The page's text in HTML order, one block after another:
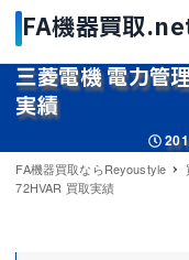
三菱電機 電力管
実績
投
FA機器買取ならReyoustyle
72HVAR 買取実績